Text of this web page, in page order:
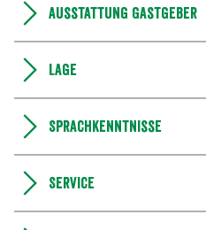
Ausstattung Gastgeber
Lage
Sprachkenntnisse
Service